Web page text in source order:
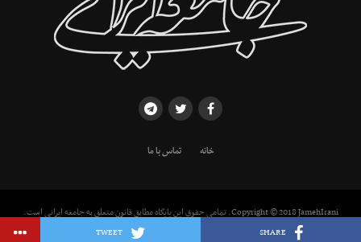
SHARE
TWEET
خانه تماس با ما
Copyright © 2018 JamehIrani. تمامی حقوق این پایگاه مطابق قانون متعلق به جامعه ایرانی است.
استفاده از مطالب با ذکر منبع بلامانع است.